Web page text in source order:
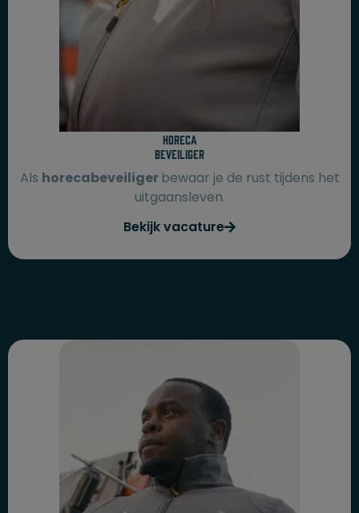
Horeca
beveiliger
Als horecabeveiliger bewaar je de rust tijdens het
uitgaansleven.
Bekijk vacature